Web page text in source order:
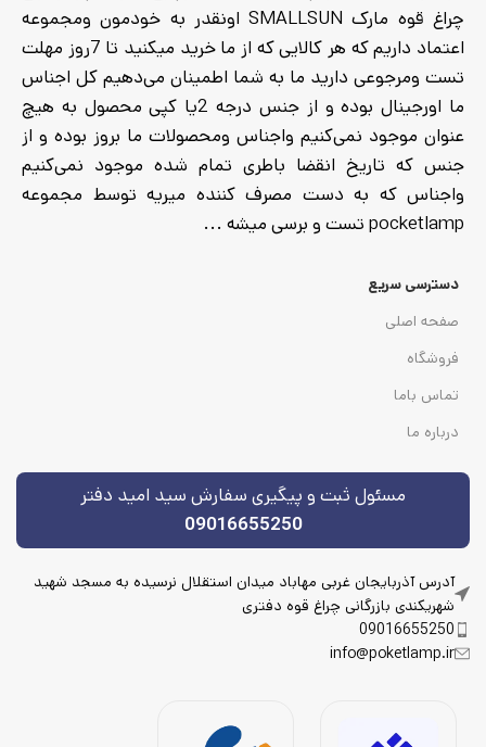
چراغ قوه مارک SMALLSUN اونقدر به خودمون ومجموعه
اعتماد داریم که هر کالایی که از ما خرید میکنید تا 7روز مهلت
تست ومرجوعی دارید ما به شما اطمینان می‌دهیم کل اجناس
ما اورجینال بوده و از جنس درجه 2یا کپی محصول به هیچ
عنوان موجود نمی‌کنیم واجناس ومحصولات ما بروز بوده و از
جنس که تاریخ انقضا باطری تمام شده موجود نمی‌کنیم
واجناس که به دست مصرف کننده میریه توسط مجموعه
pocketlamp تست و برسی میشه ...
دسترسی سریع
صفحه اصلی
فروشگاه
تماس باما
درباره ما
مسئول ثبت و پیگیری سفارش سید امید دفتر
09016655250
آدرس آذربایجان غربی مهاباد میدان استقلال نرسیده به مسجد شهید
شهریکندی بازرگانی چراغ قوه دفتری
09016655250
info@poketlamp.ir